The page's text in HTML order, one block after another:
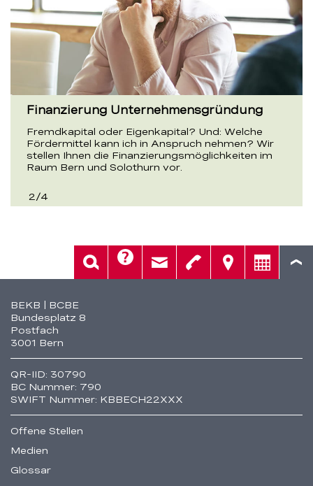
Finanzierung Unternehmensgründung
Fremdkapital oder Eigenkapital? Und: Welche
Fördermittel kann ich in Anspruch nehmen? Wir
stellen Ihnen die Finanzierungsmöglichkeiten im
Raum Bern und Solothurn vor.
2/4
Fusszeile
BEKB | BCBE
Bundesplatz 8
Postfach
3001 Bern
QR-IID: 30790
BC Nummer: 790
SWIFT Nummer: KBBECH22XXX
Offene Stellen
Medien
Glossar